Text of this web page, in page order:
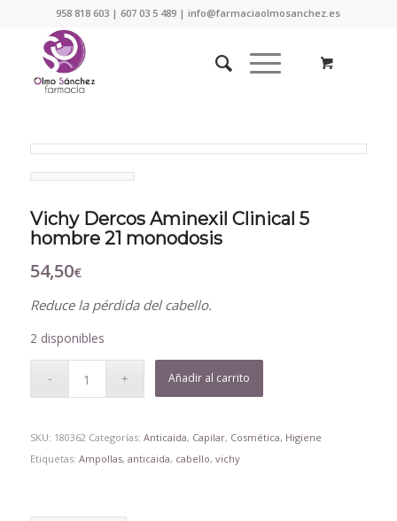
958 818 603 | 607 03 5 489 | info@farmaciaolmosanchez.es
Vichy Dercos Aminexil Clinical 5
hombre 21 monodosis
54,50€
Reduce la pérdida del cabello.
2 disponibles
Añadir al carrito
SKU: 180362 Categorías: Anticaida, Capilar, Cosmética, Higiene
Etiquetas: Ampollas, anticaida, cabello, vichy